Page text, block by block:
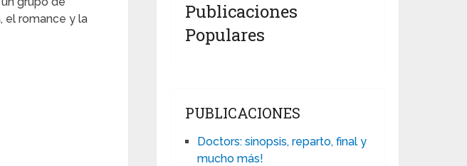
el romance y la
Publicaciones
Populares
PUBLICACIONES
Doctors: sinopsis, reparto, final y
mucho más!